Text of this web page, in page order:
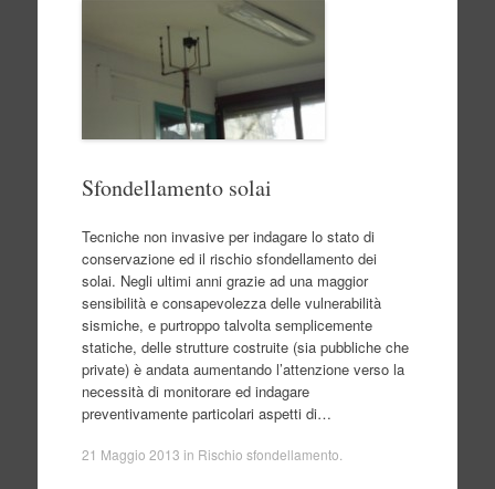
Sfondellamento solai
Tecniche non invasive per indagare lo stato di
conservazione ed il rischio sfondellamento dei
solai. Negli ultimi anni grazie ad una maggior
sensibilità e consapevolezza delle vulnerabilità
sismiche, e purtroppo talvolta semplicemente
statiche, delle strutture costruite (sia pubbliche che
private) è andata aumentando l’attenzione verso la
necessità di monitorare ed indagare
preventivamente particolari aspetti di…
21 Maggio 2013 in Rischio sfondellamento